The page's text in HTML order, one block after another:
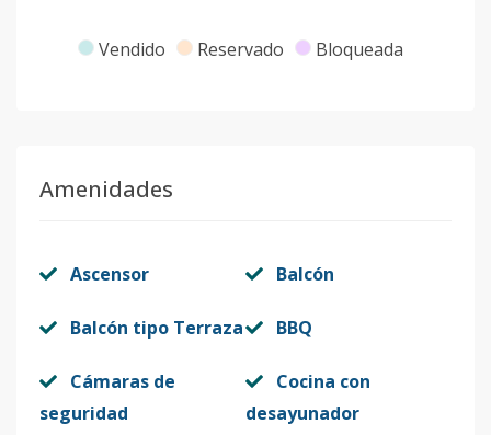
Vendido Reservado Bloqueada
Amenidades
Ascensor Balcón
Balcón tipo Terraza BBQ
Cámaras de
seguridad
Cocina con
desayunador